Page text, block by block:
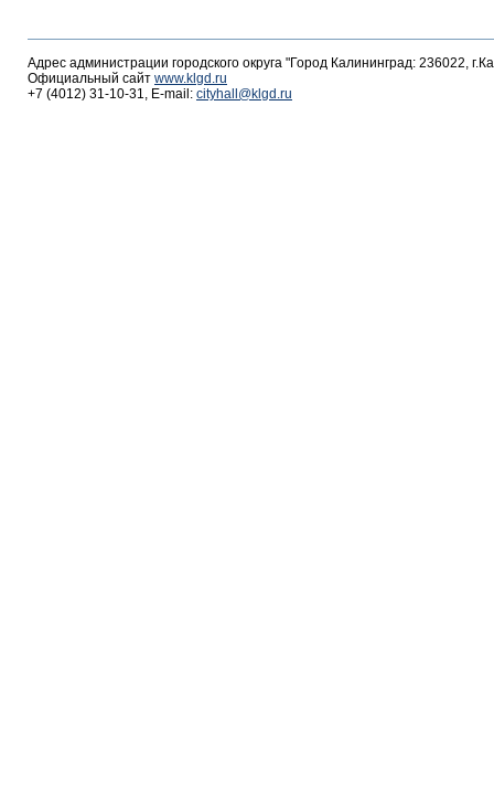
Адрес администрации городского округа "Город Калининград: 236022,
Официальный сайт www.klgd.ru
+7 (4012) 31-10-31, E-mail: cityhall@klgd.ru